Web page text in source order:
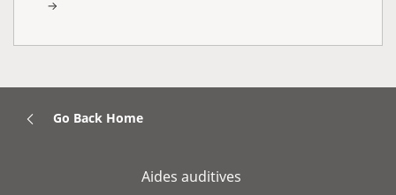
Go Back Home
Aides auditives